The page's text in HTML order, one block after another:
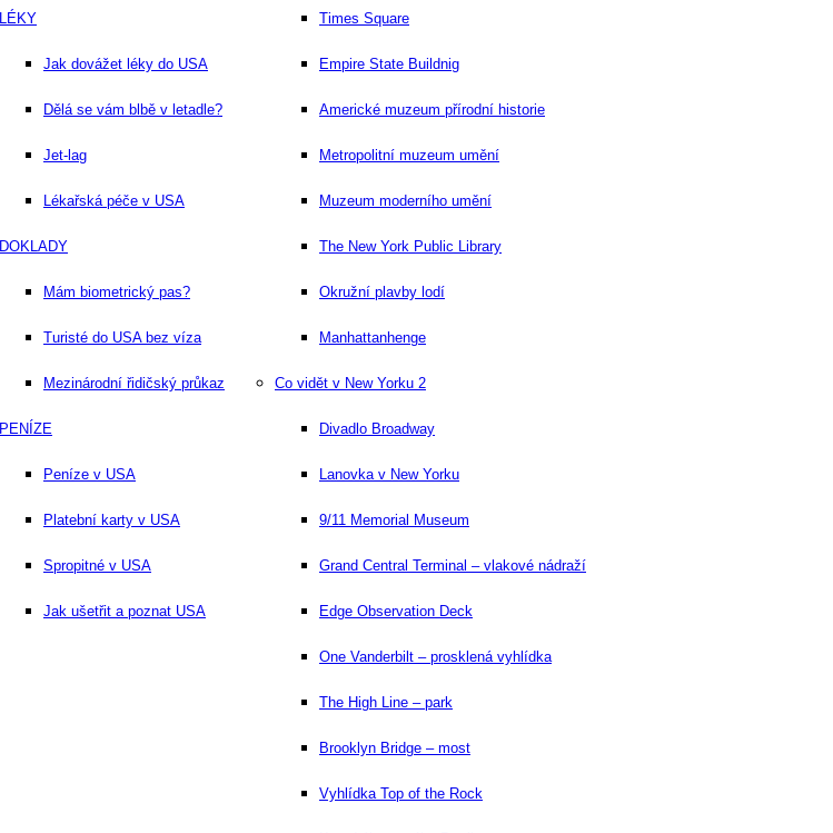
LÉKY
Jak dovážet léky do USA
Dělá se vám blbě v letadle?
Jet-lag
Lékařská péče v USA
DOKLADY
Mám biometrický pas?
Turisté do USA bez víza
Mezinárodní řidičský průkaz
PENÍZE
Peníze v USA
Platební karty v USA
Spropitné v USA
Jak ušetřit a poznat USA
Times Square
Empire State Buildnig
Americké muzeum přírodní historie
Metropolitní muzeum umění
Muzeum moderního umění
The New York Public Library
Okružní plavby lodí
Manhattanhenge
Co vidět v New Yorku 2
Divadlo Broadway
Lanovka v New Yorku
9/11 Memorial Museum
Grand Central Terminal – vlakové nádraží
Edge Observation Deck
One Vanderbilt – prosklená vyhlídka
The High Line – park
Brooklyn Bridge – most
Vyhlídka Top of the Rock